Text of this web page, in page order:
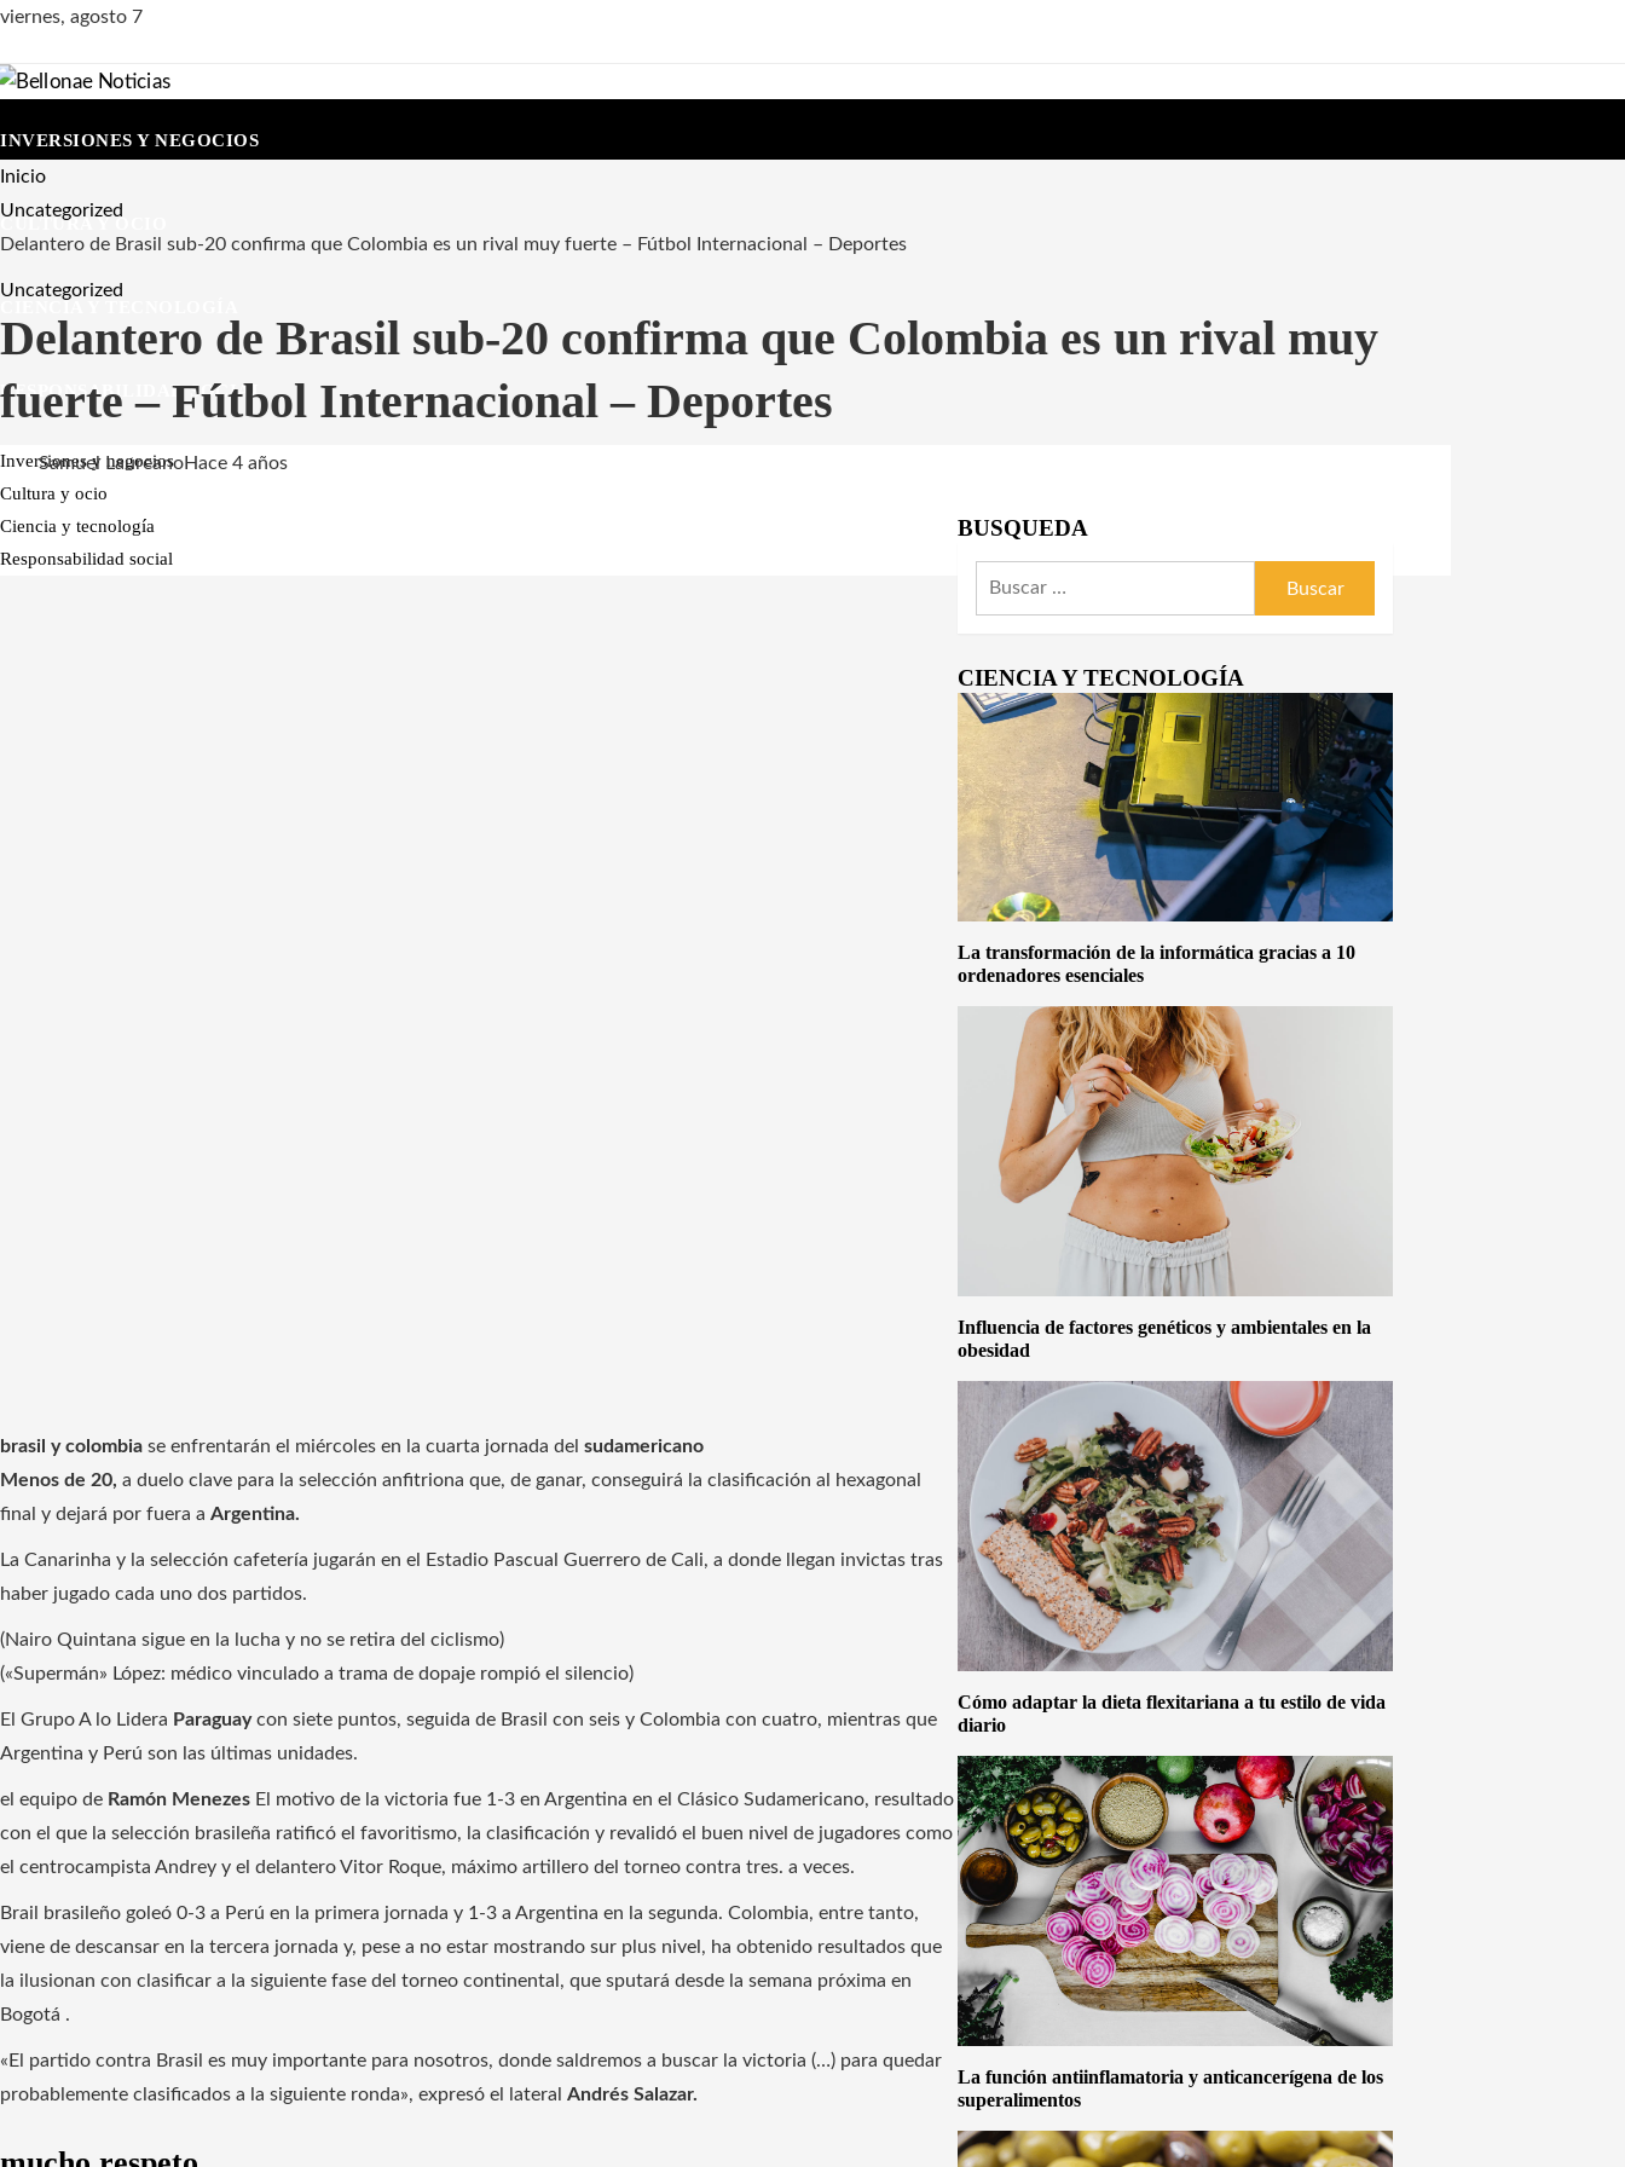
viernes, agosto 7
INVERSIONES Y NEGOCIOS
CULTURA Y OCIO
RESPONSABILIDAD SOCIAL
Inversiones y negocios
Cultura y ocio
Ciencia y tecnología
Responsabilidad social
Inicio
Uncategorized
Delantero de Brasil sub-20 confirma que Colombia es un rival muy fuerte – Fútbol Internacional – Deportes
Uncategorized
Delantero de Brasil sub-20 confirma que Colombia es un rival muy
fuerte – Fútbol Internacional – Deportes
Samuel LaureanoHace 4 años
brasil y colombia se enfrentarán el miércoles en la cuarta jornada del sudamericano
Menos de 20, a duelo clave para la selección anfitriona que, de ganar, conseguirá la clasificación al hexagonal
final y dejará por fuera a Argentina.
La Canarinha y la selección cafetería jugarán en el Estadio Pascual Guerrero de Cali, a donde llegan invictas tras
haber jugado cada uno dos partidos.
(Nairo Quintana sigue en la lucha y no se retira del ciclismo)
(«Supermán» López: médico vinculado a trama de dopaje rompió el silencio)
El Grupo A lo Lidera Paraguaycon siete puntos, seguida de Brasil con seis y Colombia con cuatro, mientras que
Argentina y Perú son las últimas unidades.
el equipo de Ramón Menezes El motivo de la victoria fue 1-3 en Argentina en el Clásico Sudamericano, resultado
con el que la selección brasileña ratificó el favoritismo, la clasificación y revalidó el buen nivel de jugadores como
el centrocampista Andrey y el delantero Vitor Roque, máximo artillero del torneo contra tres. a veces.
Brail brasileño goleó 0-3 a Perú en la primera jornada y 1-3 a Argentina en la segunda. Colombia, entre tanto,
viene de descansar en la tercera jornada y, pese a no estar mostrando sur plus nivel, ha obtenido resultados que
la ilusionan con clasificar a la siguiente fase del torneo continental, que sputará desde la semana próxima en
Bogotá .
«El partido contra Brasil es muy importante para nosotros, donde saldremos a buscar la victoria (…) para quedar
probablemente clasificados a la siguiente ronda», expresó el lateral Andrés Salazar.
BUSQUEDA
Buscar:
CIENCIA Y TECNOLOGÍA
La transformación de la informática gracias a 10
ordenadores esenciales
Influencia de factores genéticos y ambientales en la
obesidad
Cómo adaptar la dieta flexitariana a tu estilo de vida
diario
La función antiinflamatoria y anticancerígena de los
superalimentos